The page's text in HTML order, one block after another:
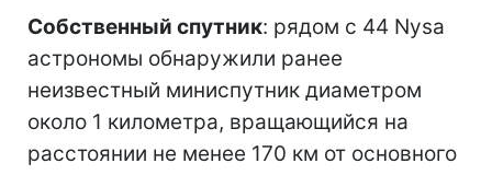
Собственный спутник: рядом с 44 Nysa
астрономы обнаружили ранее
неизвестный миниспутник диаметром
около 1 километра, вращающийся на
расстоянии не менее 170 км от основного